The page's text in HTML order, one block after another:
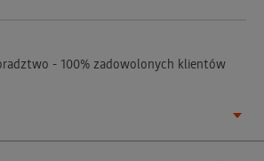
- 100% zadowolonych klientów